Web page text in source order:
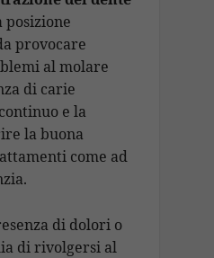
posizione
provocare
al molare
di carie
e la
la buona
come ad
di dolori o
di rivolgersi al